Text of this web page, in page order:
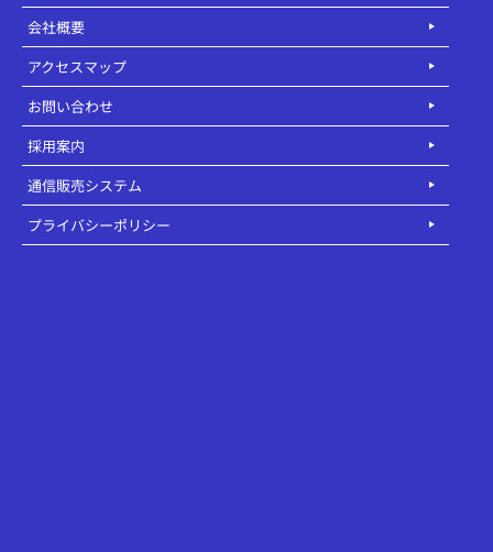
会社概要
アクセスマップ
お問い合わせ
採用案内
通信販売システム
プライバシーポリシー